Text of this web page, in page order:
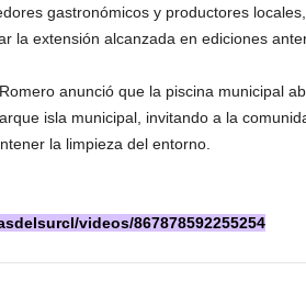
gastronómicos y productores
la extensión alcanzada en ediciones
anunció que la piscina municipal
isla municipal, invitando a la
la limpieza del entorno.
videos/867878592255254